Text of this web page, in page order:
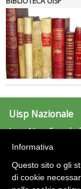
Uisp Nazionale
L.go Nino
Tel: 06.439841 -
C.F.: 97029170582
Informativa
Questo sito o gli
di cookie